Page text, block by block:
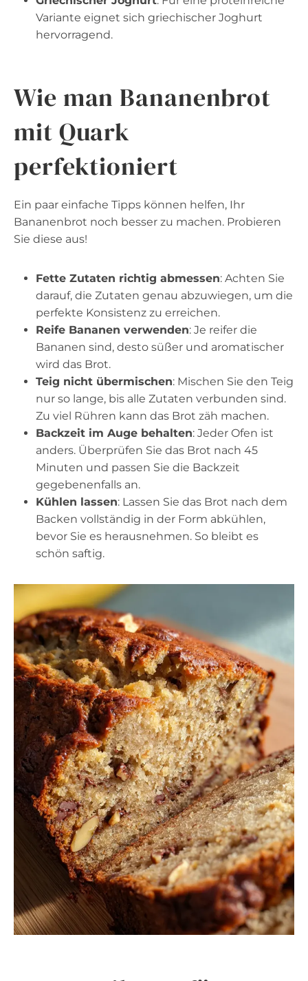
Variante eignet sich griechischer Joghurt
hervorragend.
Wie man Bananenbrot
mit Quark
perfektioniert
Ein paar einfache Tipps können helfen, Ihr
Bananenbrot noch besser zu machen. Probieren
Sie diese aus!
Fette Zutaten richtig abmessen: Achten Sie
darauf, die Zutaten genau abzuwiegen, um die
perfekte Konsistenz zu erreichen.
Reife Bananen verwenden: Je reifer die
Bananen sind, desto süßer und aromatischer
wird das Brot.
Teig nicht übermischen: Mischen Sie den Teig
nur so lange, bis alle Zutaten verbunden sind.
Zu viel Rühren kann das Brot zäh machen.
Backzeit im Auge behalten: Jeder Ofen ist
anders. Überprüfen Sie das Brot nach 45
Minuten und passen Sie die Backzeit
gegebenenfalls an.
Kühlen lassen: Lassen Sie das Brot nach dem
Backen vollständig in der Form abkühlen,
bevor Sie es herausnehmen. So bleibt es
schön saftig.